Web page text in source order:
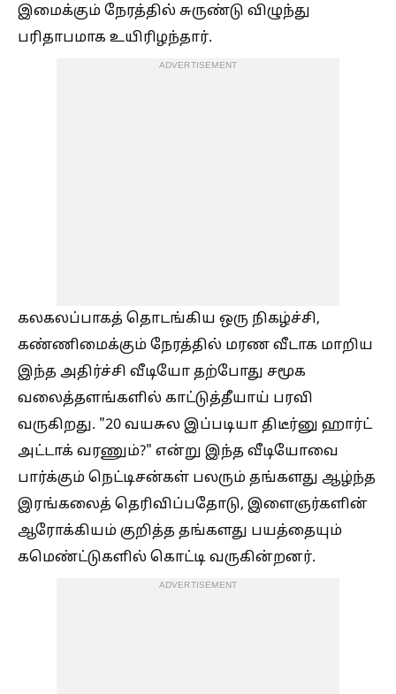
இமைக்கும் நேரத்தில் சுருண்டு விழுந்து
பரிதாபமாக உயிரிழந்தார்.
ADVERTISEMENT
கலகலப்பாகத் தொடங்கிய ஒரு நிகழ்ச்சி,
கண்ணிமைக்கும் நேரத்தில் மரண வீடாக மாறிய
இந்த அதிர்ச்சி வீடியோ தற்போது சமூக
வலைத்தளங்களில் காட்டுத்தீயாய் பரவி
வருகிறது. "20 வயசுல இப்படியா திடீர்னு ஹார்ட்
அட்டாக் வரணும்?" என்று இந்த வீடியோவை
பார்க்கும் நெட்டிசன்கள் பலரும் தங்களது ஆழ்ந்த
இரங்கலைத் தெரிவிப்பதோடு, இளைஞர்களின்
ஆரோக்கியம் குறித்த தங்களது பயத்தையும்
கமெண்ட்டுகளில் கொட்டி வருகின்றனர்.
ADVERTISEMENT